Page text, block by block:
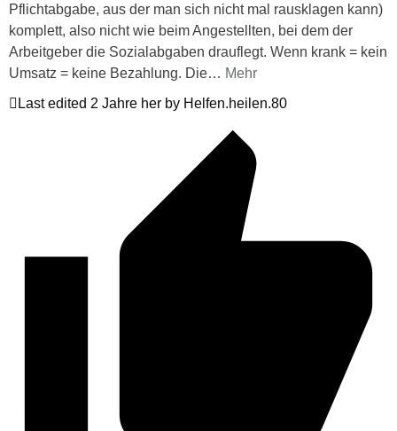
Pflichtabgabe, aus der man sich nicht mal rausklagen kann)
komplett, also nicht wie beim Angestellten, bei dem der
Arbeitgeber die Sozialabgaben drauflegt. Wenn krank = kein
Umsatz = keine Bezahlung. Die… Mehr
Last edited 2 Jahre her by Helfen.heilen.80